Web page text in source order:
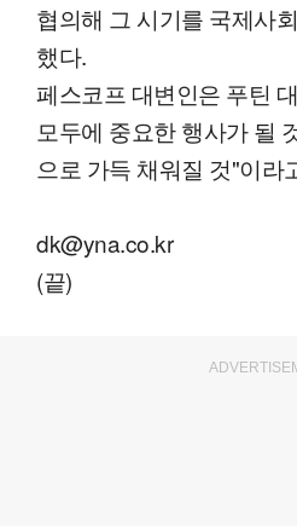
협의해 그 시기를 국제사
했다.
페스코프 대변인은 푸틴
모두에 중요한 행사가 될
으로 가득 채워질 것"이라
dk@yna.co.kr
(끝)